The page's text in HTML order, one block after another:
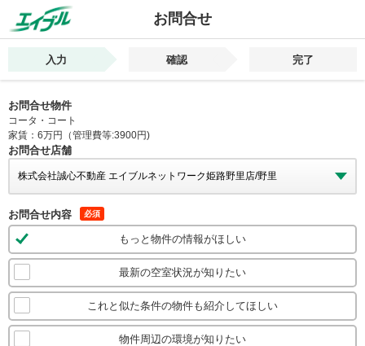
お問合せ
入力 確認 完了
お問合せ物件
コータ・コート
家賃：6万円（管理費等:3900円)
お問合せ店舗
お問合せ内容 必須
もっと物件の情報がほしい
最新の空室状況が知りたい
これと似た条件の物件も紹介してほしい
物件周辺の環境が知りたい